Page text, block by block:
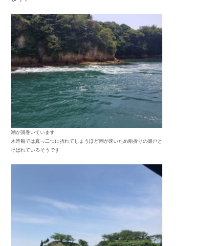
潮が渦巻いています
木造船では真っ二つに折れてしまうほど潮が速いため船折りの瀬戸と
呼ばれているそうです